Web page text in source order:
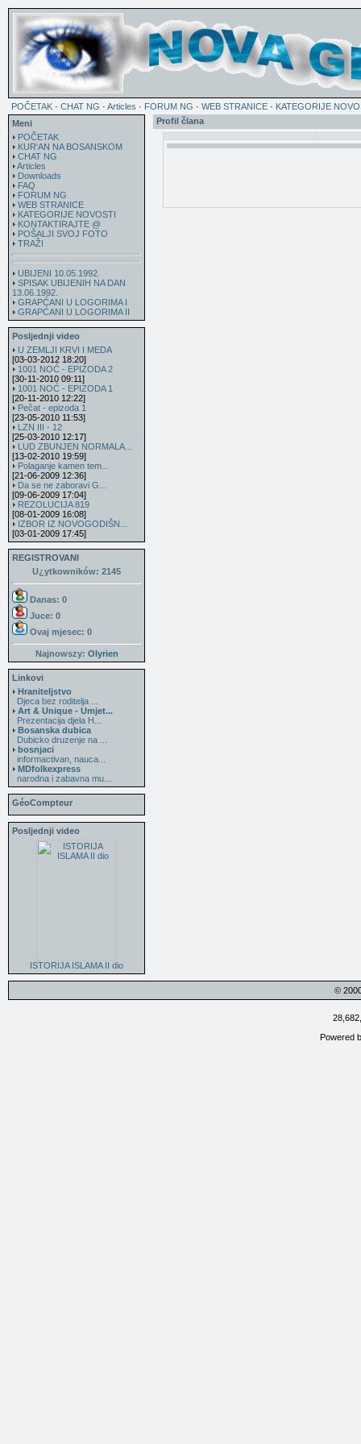
POČETAK · CHAT NG · Articles · FORUM NG · WEB STRANICE · KATEGORIJE
Meni
POČETAK
KUR'AN NA BOSANSKOM
CHAT NG
Articles
Downloads
FAQ
FORUM NG
WEB STRANICE
KATEGORIJE NOVOSTI
KONTAKTIRAJTE @
POŠALJI SVOJ FOTO
TRAŽI
UBIJENI 10.05.1992.
SPISAK UBIJENIH NA DAN
13.06.1992.
GRAPĆANI U LOGORIMA I
GRAPĆANI U LOGORIMA II
Posljednji video
U ZEMLJI KRVI I MEDA
[03-03-2012 18:20]
1001 NOĆ - EPIZODA 2
[30-11-2010 09:11]
1001 NOĆ - EPIZODA 1
[20-11-2010 12:22]
Pečat - epizoda 1
[23-05-2010 11:53]
LZN III - 12
[25-03-2010 12:17]
LUD ZBUNJEN NORMALA...
[13-02-2010 19:59]
Polaganje kamen tem...
[21-06-2009 12:36]
Da se ne zaboravi G...
[09-06-2009 17:04]
REZOLUCIJA 819
[08-01-2009 16:08]
IZBOR IZ NOVOGODIŠN...
[03-01-2009 17:45]
REGISTROVANI
U¿ytkowników: 2145
Danas: 0
Juce: 0
Ovaj mjesec: 0
Najnowszy: Olyrien
Linkovi
Hraniteljstvo
Djeca bez roditelja ...
Art & Unique - Umjet...
Prezentacija djela H...
Bosanska dubica
Dubicko druzenje na ...
bosnjaci
informactivan, nauca...
MDfolkexpress
narodna i zabavna mu...
GéoCompteur
Posljednji video
ISTORIJA ISLAMA II dio
Profil člana
©
Powered